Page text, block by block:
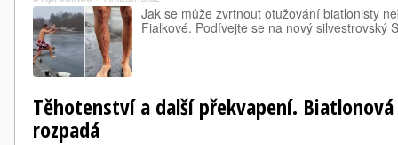
Jak se může zvrtnout otužování biatlonisty
Fialkové. Podívejte se na nový silvestrovský
Těhotenství a další překvapení.
rozpadá